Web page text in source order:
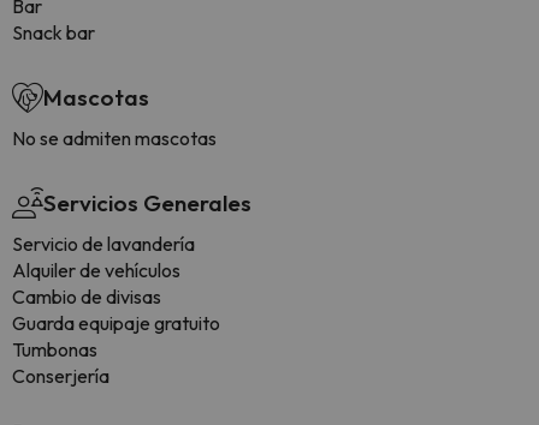
Bar
Snack bar
Mascotas
No se admiten mascotas
Servicios Generales
Servicio de lavandería
Alquiler de vehículos
Cambio de divisas
Guarda equipaje gratuito
Tumbonas
Conserjería